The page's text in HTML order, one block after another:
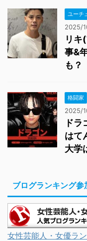
ユーチ
2025/
リキ
事&
も？
格闘家
2025/
ド
はて
大学
ブログランキング参
女性芸能人・女優ラ